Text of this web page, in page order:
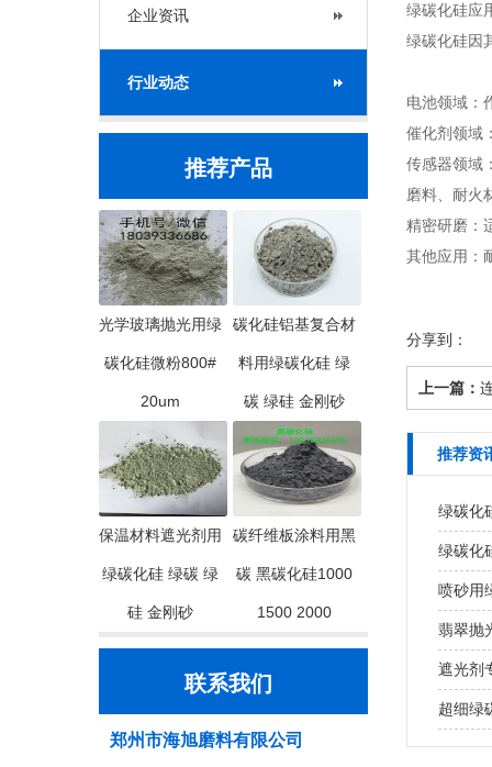
企业资讯
行业动态
推荐产品
光学玻璃抛光用绿
碳化硅微粉800#
20um
碳化硅铝基复合材
料用绿碳化硅 绿
碳 绿硅 金刚砂
保温材料遮光剂用
绿碳化硅 绿碳 绿
硅 金刚砂
碳纤维板涂料用黑
碳 黑碳化硅1000
1500 2000
联系我们
郑州市海旭磨料有限公司
绿碳化硅应
绿碳化硅因
电池领域：
催化剂领域
传感器领域
磨料、耐火
精密研磨：
其他应用：
分享到：
上一篇：
推荐资
绿碳化
绿碳化
喷砂用
翡翠抛
遮光剂
超细绿